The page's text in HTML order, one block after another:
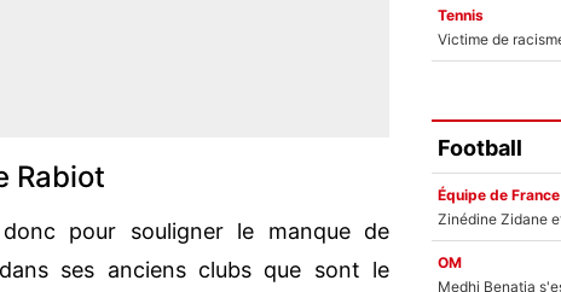
Rabiot
pour souligner le manque de
dans ses anciens clubs que sont le
Tennis
Football
Équipe de France
OM